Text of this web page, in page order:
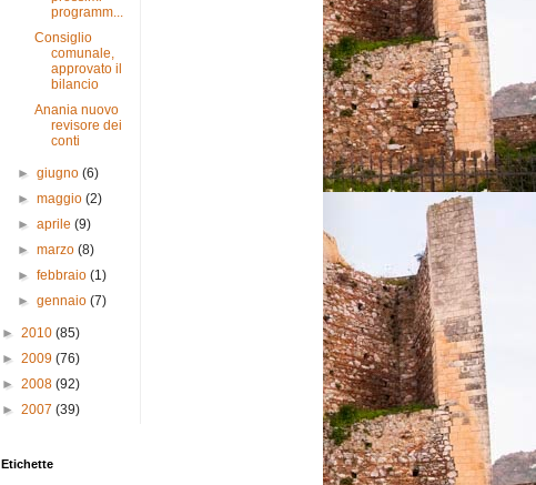
programm...
Consiglio
comunale,
approvato il
bilancio
Anania nuovo
revisore dei
conti
►giugno(6)
►maggio(2)
►aprile(9)
►marzo(8)
►febbraio(1)
►gennaio(7)
► 2010 (85)
► 2009 (76)
► 2008 (92)
► 2007 (39)
Etichette